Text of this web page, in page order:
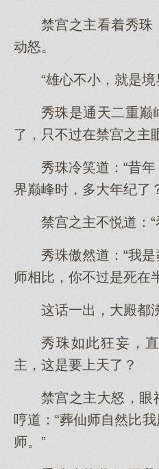
禁宫之主看着秀珠
动怒。
“雄心不小，就是境
秀珠是通天二重巅
了，只不过在禁宫之主
秀珠冷笑道：“昔
界巅峰时，多大年纪了
禁宫之主不悦道：
秀珠傲然道：“我
师相比，你不过是死在
这话一出，大殿都
秀珠如此狂妄，
主，这是要上天了？
禁宫之主大怒，眼
哼道：“葬仙师自然比
师。”